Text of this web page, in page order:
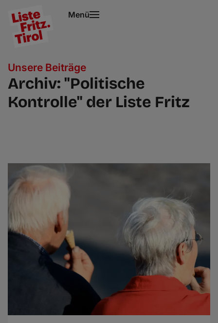
Menü
Unsere Beiträge
Archiv: "Politische
Kontrolle" der Liste Fritz